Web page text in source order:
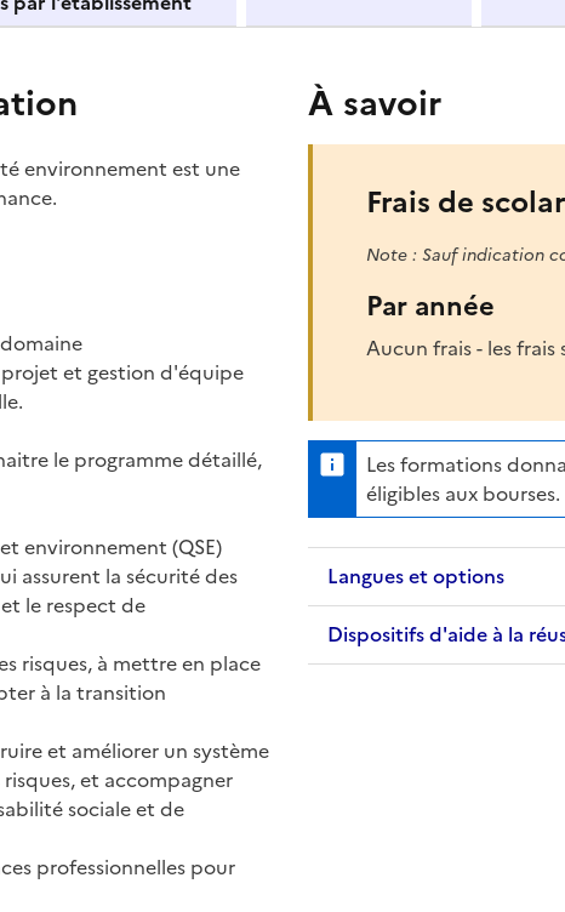
environnement est une
et gestion d'équipe
le programme détaillé,
environnement (QSE)
assurent la sécurité des
le respect de
risques, à mettre en place
à la transition
et améliorer un système
et accompagner
sociale et de
professionnelles pour
À savoir
Frais de
Note : Sauf indication
Par année
Aucun frais - les
Les formations
éligibles aux bourses.
Langues et options
Dispositifs d'aide à la